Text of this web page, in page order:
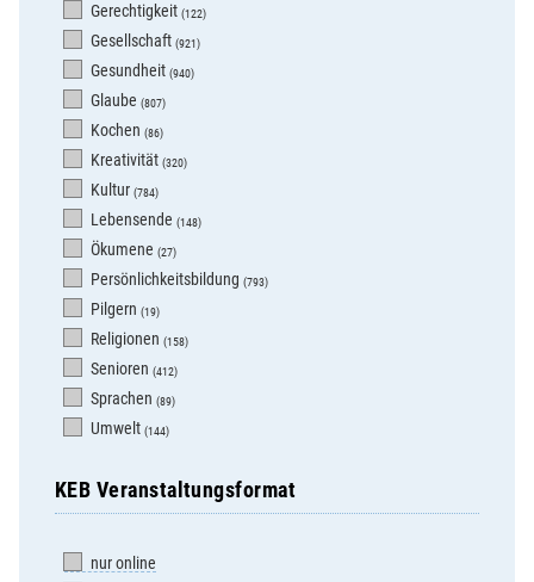
Gerechtigkeit (122)
Gesellschaft (921)
Gesundheit (940)
Glaube (807)
Kochen (86)
Kreativität (320)
Kultur (784)
Lebensende (148)
Ökumene (27)
Persönlichkeitsbildung (793)
Pilgern (19)
Religionen (158)
Senioren (412)
Sprachen (89)
Umwelt (144)
KEB Veranstaltungsformat
nur online